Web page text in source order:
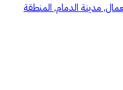
مدينة الدمام, المنطقة